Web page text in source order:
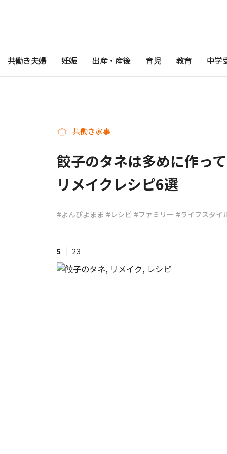
#ワンオペ育児
共働き夫婦 妊娠 出産・産後 育児 教育 中学
共働き家事
餃子のタネは多めに作っ
リメイクレシピ6選
#よんぴよまま #レシピ #ファミリー #ライフスタイ
5 23